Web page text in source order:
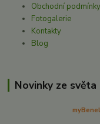
Obchodní podmínky
Fotogalerie
Kontakty
Blog
Novinky ze